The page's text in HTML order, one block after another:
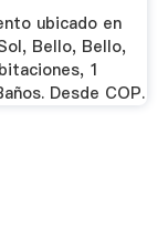
ubicado en
Bello, Bello,
1
Desde COP.